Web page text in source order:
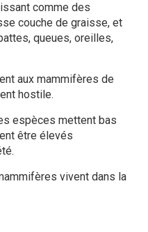
comme des
couche de graisse, et
queues, oreilles,
aux mammifères de
hostile.
espèces mettent bas
être élevés
vivent dans la